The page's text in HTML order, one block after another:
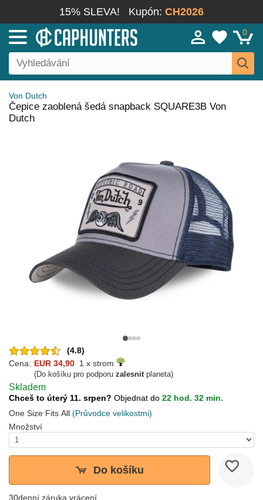
15% SLEVA! Kupón: CH2026
0
Von Dutch
Čepice zaoblená šedá snapback SQUARE3B Von
Dutch
(4.8)
Cena: EUR 34,90 1 x strom
(Do košíku pro podporu zalesnitplaneta)
Skladem
Chceš to úterý 11. srpen? Objednat do 22 hod. 32 min.
One Size Fits All (Průvodce velikostmi)
Množství
Do košíku
30denní záruka vrácení